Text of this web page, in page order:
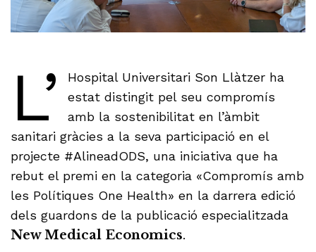
L’
Hospital Universitari Son Llàtzer ha
estat distingit pel seu compromís
amb la sostenibilitat en l’àmbit
sanitari gràcies a la seva participació en el
projecte #AlineadODS, una iniciativa que ha
rebut el premi en la categoria «Compromís amb
les Polítiques One Health» en la darrera edició
dels guardons de la publicació especialitzada
New Medical Economics.